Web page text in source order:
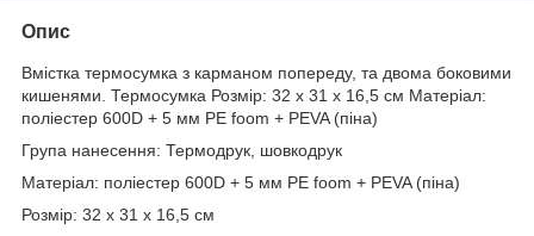
Опис
Вмістка термосумка з карманом попереду, та двома боковими
кишенями. Термосумка Розмір: 32 х 31 х 16,5 см Матеріал:
поліестер 600D + 5 мм PE foom + PEVA (піна)
Група нанесення: Термодрук, шовкодрук
Матеріал: поліестер 600D + 5 мм PE foom + PEVA (піна)
Розмір: 32 х 31 х 16,5 см